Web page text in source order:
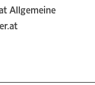
Allgemeine